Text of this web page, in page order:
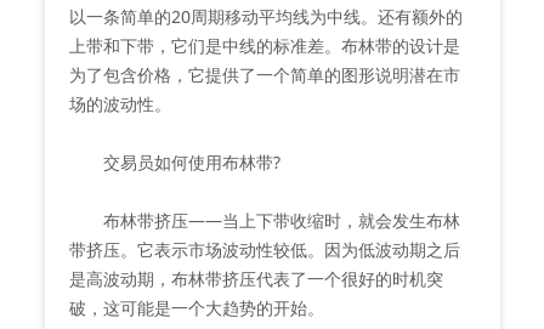
以一条简单的20周期移动平均线为中线。还有额外的
上带和下带，它们是中线的标准差。布林带的设计是
为了包含价格，它提供了一个简单的图形说明潜在市
场的波动性。
交易员如何使用布林带?
布林带挤压——当上下带收缩时，就会发生布林
带挤压。它表示市场波动性较低。因为低波动期之后
是高波动期，布林带挤压代表了一个很好的时机突
破，这可能是一个大趋势的开始。